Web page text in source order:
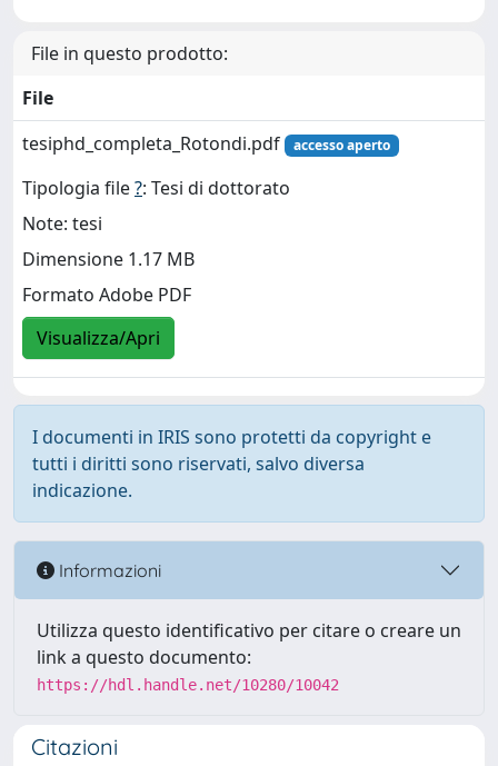
File in questo prodotto:
File
tesiphd_completa_Rotondi.pdf
accesso aperto
Tipologia file?: Tesi di dottorato
Note: tesi
Dimensione 1.17 MB
Formato Adobe PDF
Visualizza/Apri
I documenti in IRIS sono protetti da copyright e
tutti i diritti sono riservati, salvo diversa
indicazione.
Informazioni
Utilizza questo identificativo per citare o creare un
link a questo documento:
https://hdl.handle.net/10280/10042
Citazioni